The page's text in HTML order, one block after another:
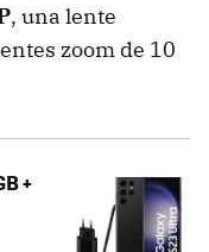
, una lente
zoom de 10
+